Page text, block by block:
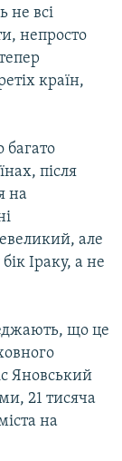
не всі
непросто
країн,
багато
після
на
але
Іраку, а не
що це
Яновський
21 тисяча
на